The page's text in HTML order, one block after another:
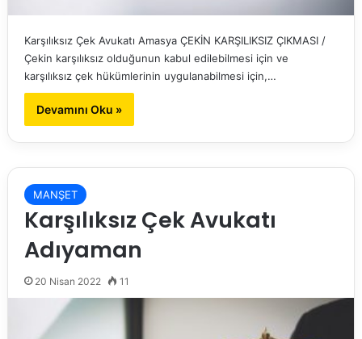
Karşılıksız Çek Avukatı Amasya ÇEKİN KARŞILIKSIZ ÇIKMASI /
Çekin karşılıksız olduğunun kabul edilebilmesi için ve
karşılıksız çek hükümlerinin uygulanabilmesi için,…
Devamını Oku »
MANŞET
Karşılıksız Çek Avukatı
Adıyaman
20 Nisan 2022 11